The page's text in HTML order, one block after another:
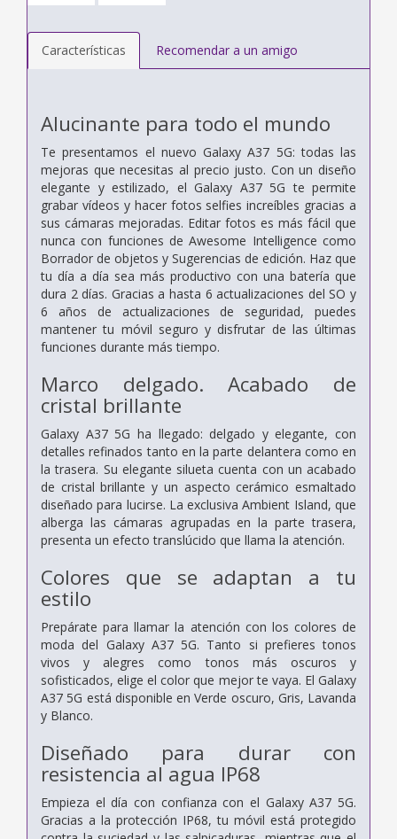
Características Recomendar a un amigo
Alucinante para todo el mundo
Te presentamos el nuevo Galaxy A37 5G: todas las
mejoras que necesitas al precio justo. Con un diseño
elegante y estilizado, el Galaxy A37 5G te permite
grabar vídeos y hacer fotos selfies increíbles gracias a
sus cámaras mejoradas. Editar fotos es más fácil que
nunca con funciones de Awesome Intelligence como
Borrador de objetos y Sugerencias de edición. Haz que
tu día a día sea más productivo con una batería que
dura 2 días. Gracias a hasta 6 actualizaciones del SO y
6 años de actualizaciones de seguridad, puedes
mantener tu móvil seguro y disfrutar de las últimas
funciones durante más tiempo.
Marco delgado. Acabado de
cristal brillante
Galaxy A37 5G ha llegado: delgado y elegante, con
detalles refinados tanto en la parte delantera como en
la trasera. Su elegante silueta cuenta con un acabado
de cristal brillante y un aspecto cerámico esmaltado
diseñado para lucirse. La exclusiva Ambient Island, que
alberga las cámaras agrupadas en la parte trasera,
presenta un efecto translúcido que llama la atención.
Colores que se adaptan a tu
estilo
Prepárate para llamar la atención con los colores de
moda del Galaxy A37 5G. Tanto si prefieres tonos
vivos y alegres como tonos más oscuros y
sofisticados, elige el color que mejor te vaya. El Galaxy
A37 5G está disponible en Verde oscuro, Gris, Lavanda
y Blanco.
Diseñado para durar con
resistencia al agua IP68
Empieza el día con confianza con el Galaxy A37 5G.
Gracias a la protección IP68, tu móvil está protegido